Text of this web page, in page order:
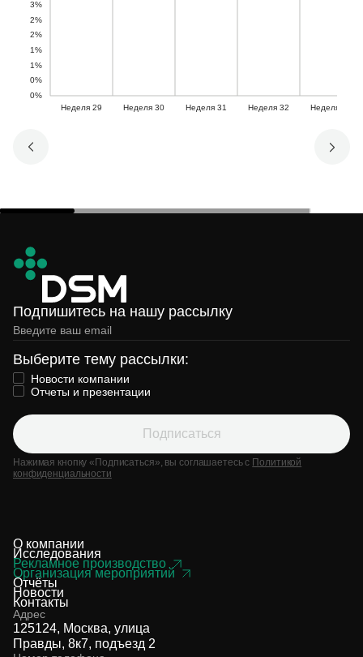
Подпишитесь на нашу рассылку
Выберите тему рассылки:
Новости компании
Отчеты и презентации
Подписаться
Нажимая кнопку «Подписаться», вы соглашаетесь с Политикой
конфиденциальности
О компании
Исследования
Рекламное производство
Организация мероприятий
Отчёты
Новости
Контакты
Адрес
125124, Москва, улица
Правды, 8к7, подъезд 2